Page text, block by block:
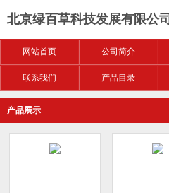
北京绿百草科技发展有限公司
网站首页 公司简介
联系我们 产品目录
产品展示